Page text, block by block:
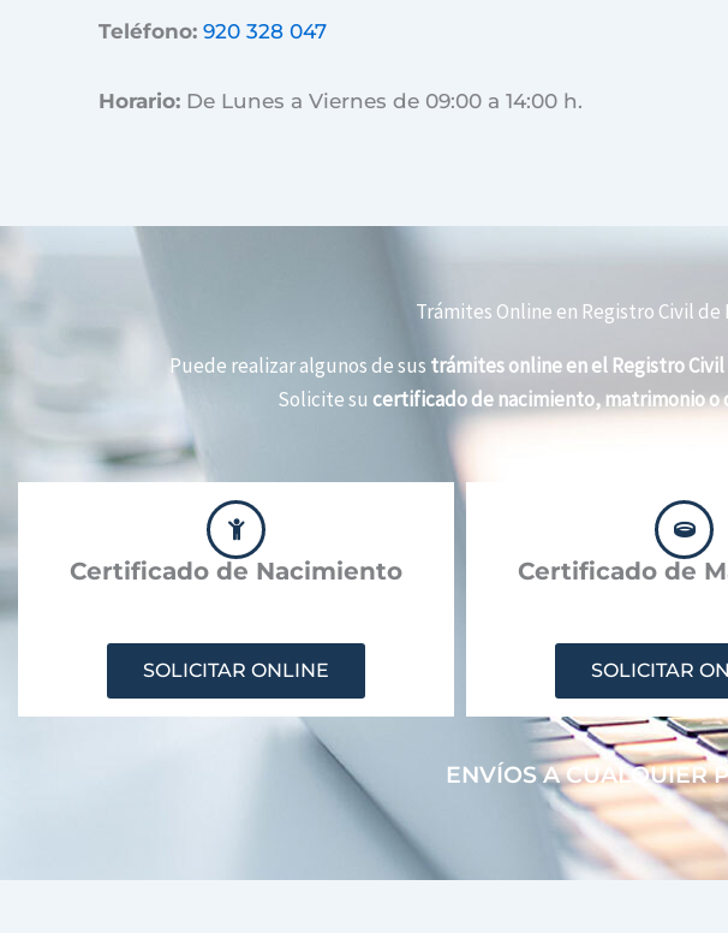
Teléfono: 920 328 047
Horario: De Lunes a Viernes de 09:00 a 14:00 h.
Trámites Online en Registro Civil
Puede realizar algunos de sus trámites online en el Registro
Solicite su certificado de nacimiento, matrimonio o
Certificado de Nacimiento
SOLICITAR ONLINE
Certificado de
SOLICITAR
ENVÍOS A CUALQUIER